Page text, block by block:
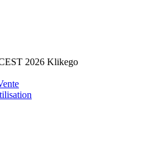
2026 Klikego